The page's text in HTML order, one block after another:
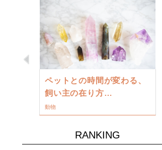
Previous
ペットとの時間が変わる、
飼い主の在り方…
動物
RANKING